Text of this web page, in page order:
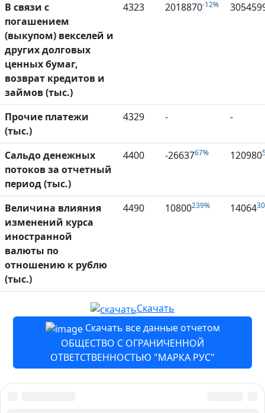
В связи с
погашением
(выкупом) векселей и
других долговых
ценных бумаг,
возврат кредитов и
займов (тыс.)
4323 2018870-12%
Прочие платежи
(тыс.)
4329 - -
Сальдо денежных
потоков за отчетный
период (тыс.)
4400 -2663767% 120980
Величина влияния
изменений курса
иностранной
валюты по
отношению к рублю
(тыс.)
4490 10800239% 14064
Скачать
Скачать все данные отчетом
ОБЩЕСТВО С ОГРАНИЧЕННОЙ
ОТВЕТСТВЕННОСТЬЮ "МАРКА РУС"